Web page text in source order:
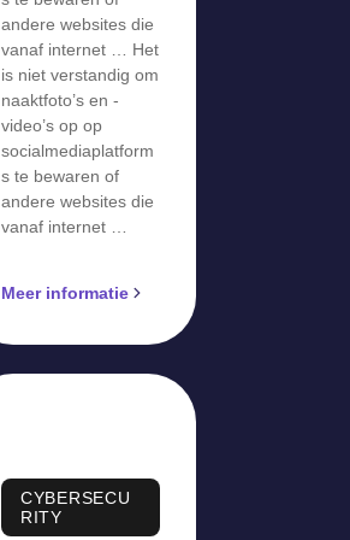
andere websites die
vanaf internet … Het
is niet verstandig om
naaktfoto’s en -
video’s op op
socialmediaplatform
s te bewaren of
andere websites die
vanaf internet …
Meer informatie
CYBERSECU
RITY